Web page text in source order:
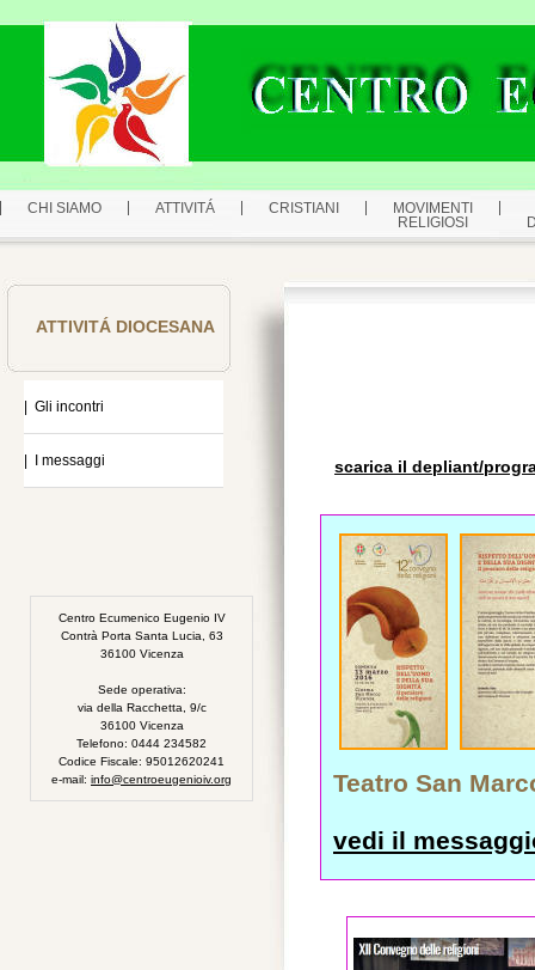
CHI SIAMO ATTIVITÁ CRISTIANI
MOVIMENTI
RELIGIOSI
ATTIVITÁ DIOCESANA
| Gli incontri
| I messaggi
Centro Ecumenico Eugenio IV
Contrà Porta Santa Lucia, 63
36100 Vicenza
Sede operativa:
via della Racchetta, 9/c
36100 Vicenza
Telefono: 0444 234582
Codice Fiscale: 95012620241
e-mail: info@centroeugenioiv.org
scarica il depliant/
Teatro San
vedi il